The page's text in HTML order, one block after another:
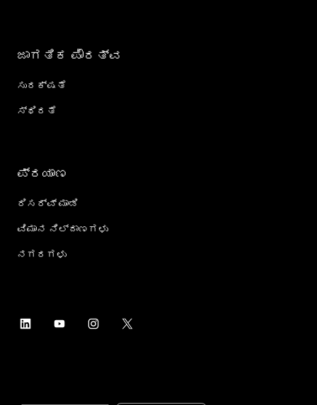
ಜಾಗತಿಕ ಪೌರತ್ವ
ಸುರಕ್ಷತೆ
ಸ್ಥಿರತೆ
ಪ್ರಯಾಣ
ರಿಸರ್ವ್ ಮಾಡಿ
ವಿಮಾನ ನಿಲ್ದಾಣಗಳು
ನಗರಗಳು